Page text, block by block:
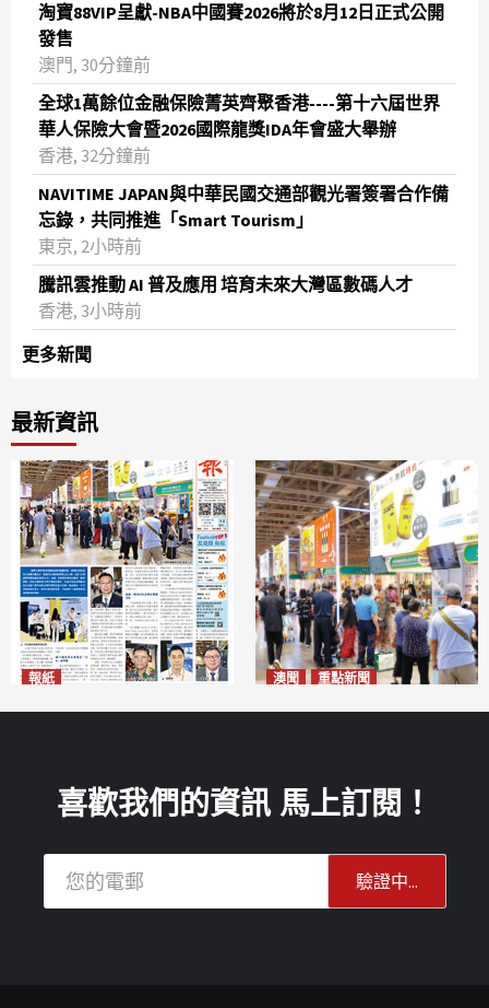
淘寶88VIP呈獻-NBA中國賽2026將於8月12日正式公開
發售
澳門, 30分鐘前
全球1萬餘位金融保險菁英齊聚香港----第十六屆世界
華人保險大會暨2026國際龍獎IDA年會盛大舉辦
香港, 32分鐘前
NAVITIME JAPAN與中華民國交通部觀光署簽署合作備
忘錄，共同推進「Smart Tourism」
東京, 2小時前
騰訊雲推動 AI 普及應用 培育未來大灣區數碼人才
香港, 3小時前
更多新聞
最新資訊
報紙 澳聞 重點新聞
2026-08-10
喜歡我們的資訊 馬上訂閱！